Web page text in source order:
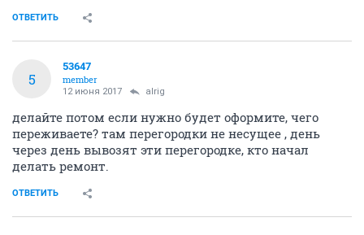
ОТВЕТИТЬ
5
53647
member
12 июня 2017 alrig
делайте потом если нужно будет оформите, чего
переживаете? там перегородки не несущее , день
через день вывозят эти перегородке, кто начал
делать ремонт.
ОТВЕТИТЬ